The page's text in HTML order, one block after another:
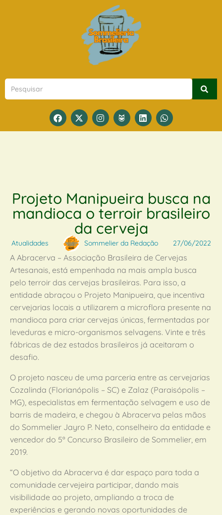
Projeto Manipueira busca na
mandioca o terroir brasileiro
da cerveja
Atualidades Sommelier da Redação 27/06/2022
A Abracerva – Associação Brasileira de Cervejas
Artesanais, está empenhada na mais ampla busca
pelo terroir das cervejas brasileiras. Para isso, a
entidade abraçou o Projeto Manipueira, que incentiva
cervejarias locais a utilizarem a microflora presente na
mandioca para criar cervejas únicas, fermentadas por
leveduras e micro-organismos selvagens. Vinte e três
fábricas de dez estados brasileiros já aceitaram o
desafio.
O projeto nasceu de uma parceria entre as cervejarias
Cozalinda (Florianópolis – SC) e Zalaz (Paraisópolis –
MG), especialistas em fermentação selvagem e uso de
barris de madeira, e chegou à Abracerva pelas mãos
do Sommelier Jayro P. Neto, conselheiro da entidade e
vencedor do 5º Concurso Brasileiro de Sommelier, em
2019.
“O objetivo da Abracerva é dar espaço para toda a
comunidade cervejeira participar, dando mais
visibilidade ao projeto, ampliando a troca de
experiências e gerando novas oportunidades de